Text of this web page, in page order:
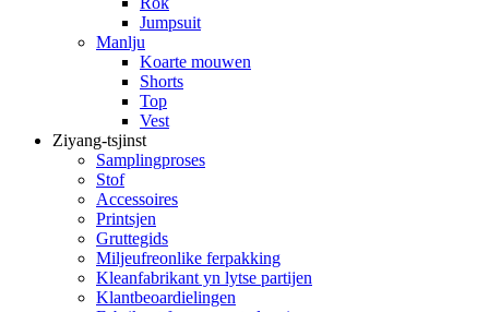
Jumpsuit
Manlju
Koarte mouwen
Shorts
Top
Vest
Ziyang-tsjinst
Samplingproses
Stof
Accessoires
Printsjen
Gruttegids
Miljeufreonlike ferpakking
Kleanfabrikant yn lytse partijen
Klantbeoardielingen